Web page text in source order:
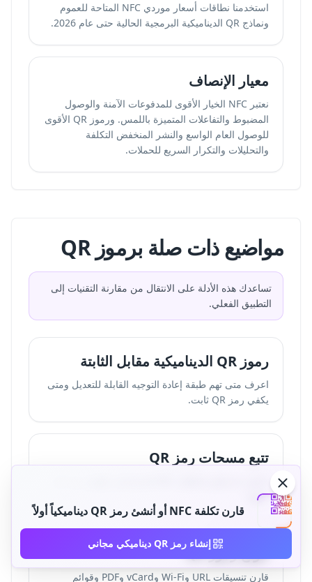
استخدمنا نطاقات أسعار موردي NFC المتاحة للعموم
ونماذج QR الديناميكية البرمجية الحالية حتى عام 2026.
معيار الإنصاف
نعتبر NFC الخيار الأقوى للمدفوعات الآمنة والوصول
المضبوط والتفاعلات المتميزة باللمس. ورموز QR الأقوى
للوصول العام الواسع والنشر المنخفض التكلفة
والتحليلات والتكرار السريع للحملات.
مواضيع ذات صلة برموز QR
تساعدك هذه الأدلة على الانتقال من مقارنة التقنيات إلى
التطبيق الفعلي.
رموز QR الديناميكية مقابل الثابتة
اعرف متى تهم طبقة إعادة التوجيه القابلة للتعديل ومتى
يكفي رمز QR ثابت.
تتبع مسحات رمز QR
مسح.
أنواع رموز QR
قارن تنسيقات URL وWi-Fi وvCard وPDF وقوائم
قارن تكلفة NFC أو أنشئ رمز QR ديناميكياً أولاً
إنشاء رمز QR ديناميكي مجاني